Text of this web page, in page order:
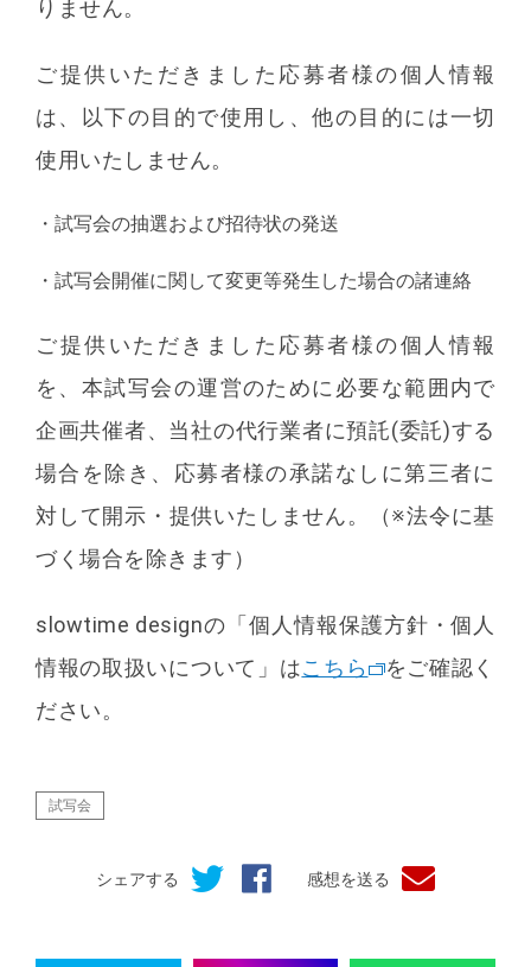
りません。
ご提供いただきました応募者様の個人情報
は、以下の目的で使用し、他の目的には一切
使用いたしません。
・ 試写会の抽選および招待状の発送
・ 試写会開催に関して変更等発生した場合の諸連絡
ご提供いただきました応募者様の個人情報
を、本試写会の運営のために必要な範囲内で
企画共催者、当社の代行業者に預託(委託)する
場合を除き、応募者様の承諾なしに第三者に
対して開示・提供いたしません。（※法令に基
づく場合を除きます）
slowtime designの「個人情報保護方針・個人
情報の取扱いについて」はこちら
をご確認く
ださい。
試写会
シェアする 感想を送る